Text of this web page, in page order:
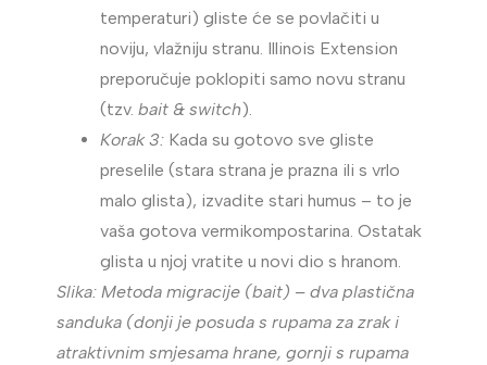
temperaturi) gliste će se povlačiti u
noviju, vlažniju stranu. Illinois Extension
preporučuje poklopiti samo novu stranu
(tzv.bait & switch).
Korak 3: Kada su gotovo sve gliste
preselile (stara strana je prazna ili s vrlo
malo glista), izvadite stari humus – to je
vaša gotova vermikompostarina. Ostatak
glista u njoj vratite u novi dio s hranom.
Slika: Metoda migracije (bait) – dva plastična
sanduka (donji je posuda s rupama za zrak i
atraktivnim smjesama hrane, gornji s rupama